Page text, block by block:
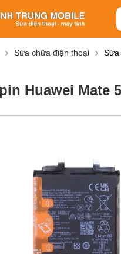
Sửa chữa điện thoại Sửa
Huawei Mate